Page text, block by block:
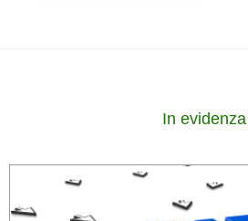
In evidenza